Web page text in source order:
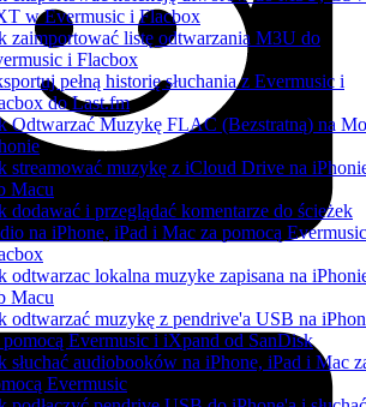
w Evermusic i Flacbox
zaimportować listę odtwarzania M3U do
i Flacbox
pełną historię słuchania z Evermusic i
do Last.fm
Odtwarzać Muzykę FLAC (Bezstratną) na
streamować muzykę z iCloud Drive na
Macu
dodawać i przeglądać komentarze do ścieżek
na iPhone, iPad i Mac za pomocą
odtwarzac lokalna muzyke zapisana na
Macu
odtwarzać muzykę z pendrive'a USB na
pomocą Evermusic i iXpand od SanDisk
słuchać audiobooków na iPhone, iPad i Mac
Evermusic